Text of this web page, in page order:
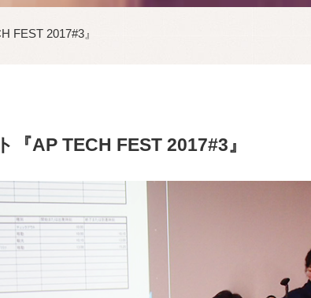
FEST 2017#3』
『AP TECH FEST 2017#3』